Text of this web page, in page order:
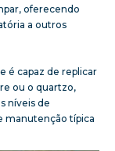
oferecendo
a outros
é capaz de replicar
ou o quartzo,
níveis de
manutenção típica